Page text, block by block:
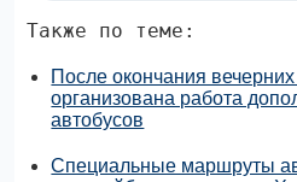
Также по теме:
После окончания
организована работа
автобусов
Специальные маршруты